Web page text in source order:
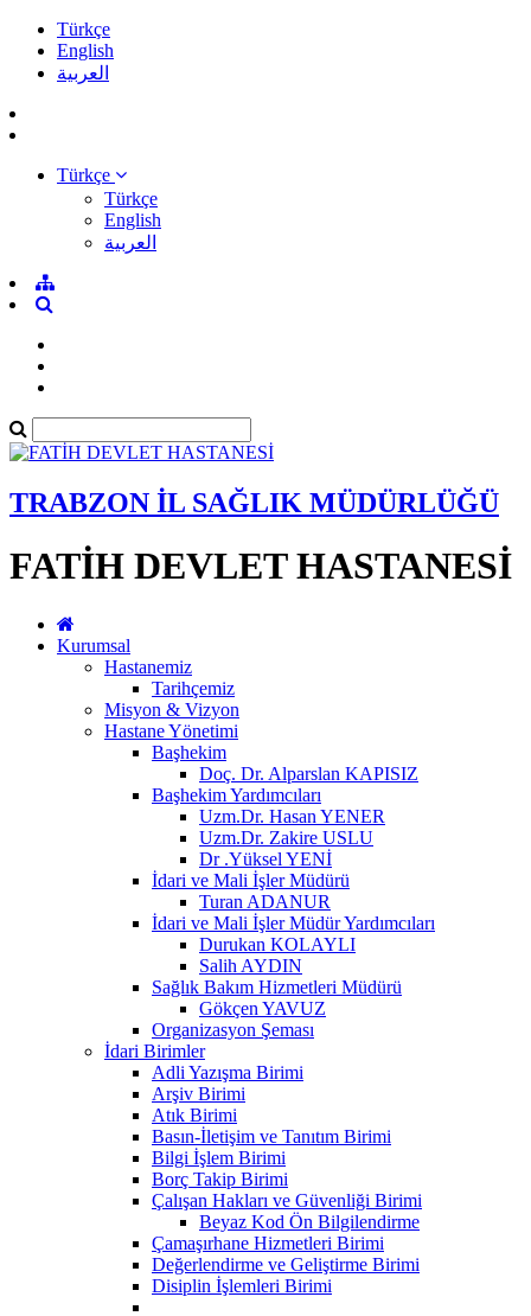
Türkçe
English
العربية
Türkçe
Türkçe
English
العربية
TRABZON İL SAĞLIK MÜDÜRLÜĞÜ
FATİH DEVLET HASTANESİ
Kurumsal
Hastanemiz
Tarihçemiz
Misyon & Vizyon
Hastane Yönetimi
Başhekim
Doç. Dr. Alparslan KAPISIZ
Başhekim Yardımcıları
Uzm.Dr. Hasan YENER
Uzm.Dr. Zakire USLU
Dr .Yüksel YENİ
İdari ve Mali İşler Müdürü
Turan ADANUR
İdari ve Mali İşler Müdür Yardımcıları
Durukan KOLAYLI
Salih AYDIN
Sağlık Bakım Hizmetleri Müdürü
Gökçen YAVUZ
Organizasyon Şeması
İdari Birimler
Adli Yazışma Birimi
Arşiv Birimi
Atık Birimi
Basın-İletişim ve Tanıtım Birimi
Bilgi İşlem Birimi
Borç Takip Birimi
Çalışan Hakları ve Güvenliği Birimi
Beyaz Kod Ön Bilgilendirme
Çamaşırhane Hizmetleri Birimi
Değerlendirme ve Geliştirme Birimi
Disiplin İşlemleri Birimi